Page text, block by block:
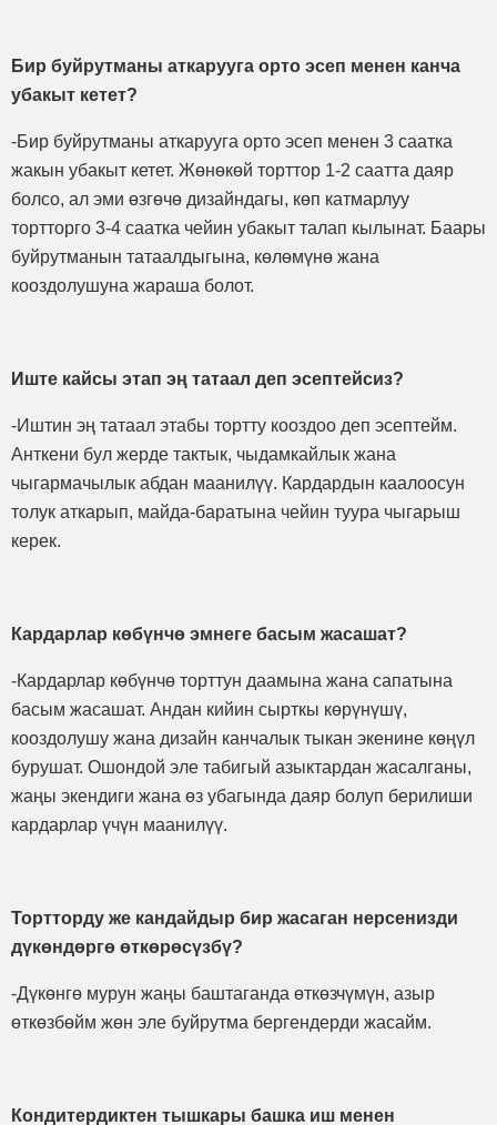
Бир буйрутманы аткарууга орто эсеп менен канча
убакыт кетет?
-Бир буйрутманы аткарууга орто эсеп менен 3 саатка
жакын убакыт кетет. Жөнөкөй торттор 1-2 саатта даяр
болсо, ал эми өзгөчө дизайндагы, көп катмарлуу
тортторго 3-4 саатка чейин убакыт талап кылынат. Баары
буйрутманын татаалдыгына, көлөмүнө жана
кооздолушуна жараша болот.
Иште кайсы этап эң татаал деп эсептейсиз?
-Иштин эң татаал этабы тортту кооздоо деп эсептейм.
Анткени бул жерде тактык, чыдамкайлык жана
чыгармачылык абдан маанилүү. Кардардын каалоосун
толук аткарып, майда-баратына чейин туура чыгарыш
керек.
Кардарлар көбүнчө эмнеге басым жасашат?
-Кардарлар көбүнчө торттун даамына жана сапатына
басым жасашат. Андан кийин сырткы көрүнүшү,
кооздолушу жана дизайн канчалык тыкан экенине көңүл
бурушат. Ошондой эле табигый азыктардан жасалганы,
жаңы экендиги жана өз убагында даяр болуп берилиши
кардарлар үчүн маанилүү.
Тортторду же кандайдыр бир жасаган нерсенизди
дүкөндөргө өткөрөсүзбү?
-Дүкөнгө мурун жаңы баштаганда өткөзчүмүн, азыр
өткөзбөйм жөн эле буйрутма бергендерди жасайм.
Кондитердиктен тышкары башка иш менен